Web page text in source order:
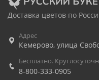
Доставка цветов по
Адрес
Кемерово, улица
Бесплатно.
8-800-333-0905